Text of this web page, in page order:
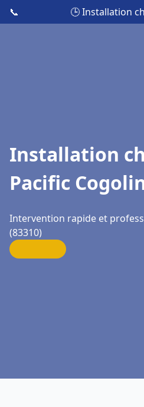
📞 🕒 Installation
Installation
Pacific
Intervention rapide et
(83310)